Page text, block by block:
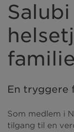
En tryggere
Som medlem i
tilgang til en